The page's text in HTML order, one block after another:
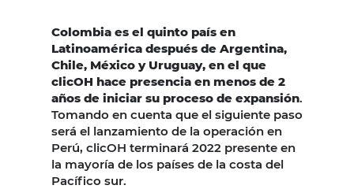
Colombia es el quinto país en
Latinoamérica después de Argentina,
Chile, México y Uruguay, en el que
clicOH hace presencia en menos de 2
años de iniciar su proceso de expansión.
Tomando en cuenta que el siguiente paso
será el lanzamiento de la operación en
Perú, clicOH terminará 2022 presente en
la mayoría de los países de la costa del
Pacífico sur.